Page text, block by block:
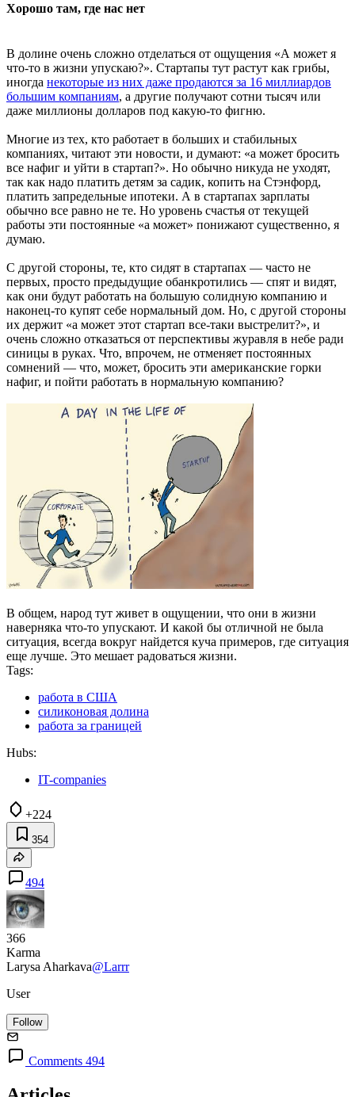
Хорошо там, где нас нет
В долине очень сложно отделаться от ощущения «А может я
что-то в жизни упускаю?». Стартапы тут растут как грибы,
иногда некоторые из них даже продаются за 16 миллиардов
большим компаниям, а другие получают сотни тысяч или
даже миллионы долларов под какую-то фигню.
Многие из тех, кто работает в больших и стабильных
компаниях, читают эти новости, и думают: «а может бросить
все нафиг и уйти в стартап?». Но обычно никуда не уходят,
так как надо платить детям за садик, копить на Стэнфорд,
платить запредельные ипотеки. А в стартапах зарплаты
обычно все равно не те. Но уровень счастья от текущей
работы эти постоянные «а может» понижают существенно, я
думаю.
С другой стороны, те, кто сидят в стартапах — часто не
первых, просто предыдущие обанкротились — спят и видят,
как они будут работать на большую солидную компанию и
наконец-то купят себе нормальный дом. Но, с другой стороны
их держит «а может этот стартап все-таки выстрелит?», и
очень сложно отказаться от перспективы журавля в небе ради
синицы в руках. Что, впрочем, не отменяет постоянных
сомнений — что, может, бросить эти американские горки
нафиг, и пойти работать в нормальную компанию?
В общем, народ тут живет в ощущении, что они в жизни
наверняка что-то упускают. И какой бы отличной не была
ситуация, всегда вокруг найдется куча примеров, где ситуация
еще лучше. Это мешает радоваться жизни.
Tags:
работа в США
силиконовая долина
работа за границей
Hubs:
IT-companies
+224
354
494
366
Karma
Larysa Aharkava@Larrr
User
Follow
Comments 494